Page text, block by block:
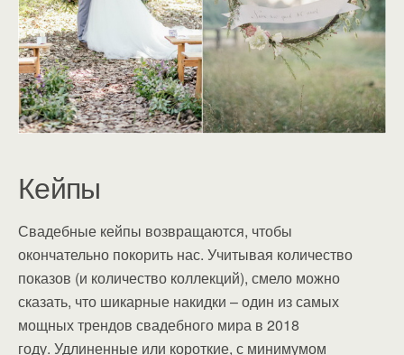
Кейпы
Свадебные кейпы возвращаются, чтобы
окончательно покорить нас. Учитывая количество
показов (и количество коллекций), смело можно
сказать, что шикарные накидки – один из самых
мощных трендов свадебного мира в 2018
году. Удлиненные или короткие, с минимумом